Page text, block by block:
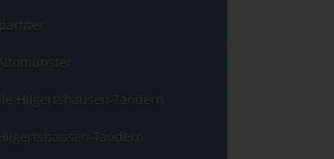
Hilgertshausen-Tandern
Tandern